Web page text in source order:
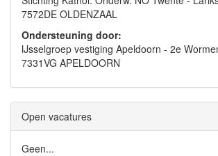
7572DE OLDENZAAL
Ondersteuning door:
IJsselgroep vestiging Apeldoorn - 2e
7331VG APELDOORN
Open vacatures
Geen...